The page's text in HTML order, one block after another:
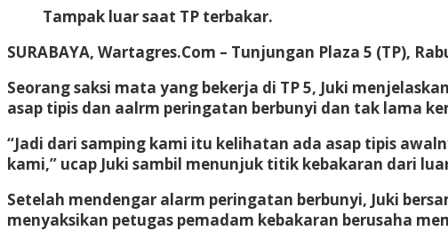
Tampak luar saat TP terbakar.
SURABAYA, Wartagres.Com – Tunjungan Plaza 5 (TP),
Seorang saksi mata yang bekerja di TP 5, Juki
asap tipis dan aalrm peringatan berbunyi dan tak lama
“Jadi dari samping kami itu kelihatan ada asap tipis
kami,” ucap Juki sambil menunjuk titik kebakaran dari
Setelah mendengar alarm peringatan berbunyi, Juki
menyaksikan petugas pemadam kebakaran berusaha